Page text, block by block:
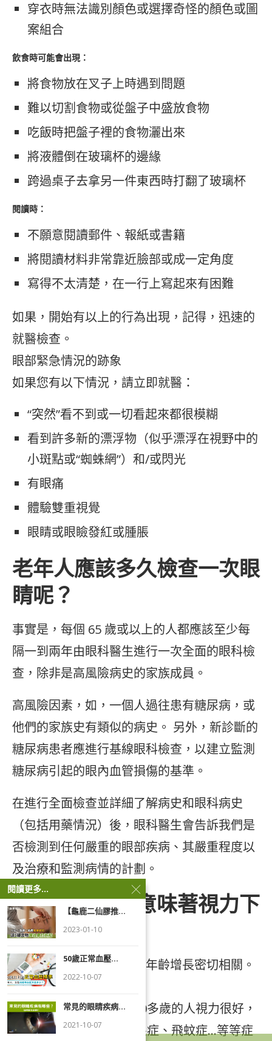
穿衣時無法識別顏色或選擇奇怪的顏色或圖
案組合
飲食時可能會出現：
將食物放在叉子上時遇到問題
難以切割食物或從盤子中盛放食物
吃飯時把盤子裡的食物灑出來
將液體倒在玻璃杯的邊緣
跨過桌子去拿另一件東西時打翻了玻璃杯
閱讀時：
不願意閱讀郵件、報紙或書籍
將閱讀材料非常靠近臉部或成一定角度
寫得不太清楚，在一行上寫起來有困難
如果，開始有以上的行為出現，記得，迅速的
就醫檢查。
眼部緊急情況的跡象
如果您有以下情況，請立即就醫：
“突然”看不到或一切看起來都很模糊
看到許多新的漂浮物（似乎漂浮在視野中的
小斑點或“蜘蛛網”）和/或閃光
有眼痛
體驗雙重視覺
眼睛或眼瞼發紅或腫脹
老年人應該多久檢查一次眼
睛呢？
事實是，每個 65 歲或以上的人都應該至少每
隔一到兩年由眼科醫生進行一次全面的眼科檢
查，除非是高風險病史的家族成員。
高風險因素，如，一個人過往患有糖尿病，或
他們的家族史有類似的病史。 另外，新診斷的
糖尿病患者應進行基線眼科檢查，以建立監測
糖尿病引起的眼內血管損傷的基準。
在進行全面檢查並詳細了解病史和眼科病史
（包括用藥情況）後，眼科醫生會告訴我們是
否檢測到任何嚴重的眼部疾病、其嚴重程度以
及治療和監測病情的計劃。
變老並不一定意味著視力下
降
我們通常認為視力下降與年齡增長密切相關。
這是錯的！
事實上，我們經常看到90多歲的人視力很好，
但是30多歲的人卻有乾眼症、飛蚊症…等等症
閱讀更多...
【龜鹿二仙膠推...
2023-01-10
50歲正常血壓...
2022-10-07
常見的眼睛疾病...
2021-10-07